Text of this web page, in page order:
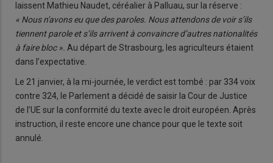
laissent Mathieu Naudet, céréalier à Palluau, sur la réserve :
« Nous n'avons eu que des paroles. Nous attendons de voir s’ils
tiennent parole et s’ils arrivent à convaincre d’autres nationalités
à faire bloc ». Au départ de Strasbourg, les agriculteurs étaient
dans l’expectative.
Le 21 janvier, à la mi-journée, le verdict est tombé : par 334 voix
contre 324, le Parlement a décidé de saisir la Cour de Justice
de l’UE sur la conformité du texte avec le droit européen. Après
instruction, il reste encore une chance pour que le texte soit
annulé.